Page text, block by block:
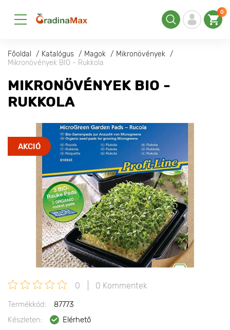
0
Főoldal Katalógus Magok
Mikronövények
Mikronövények BIO - Rukkola
MIKRONÖVÉNYEK BIO -
RUKKOLA
AKCIÓ
0 0 Kommentek
Termékkód:
87773
Készleten:
Elérhető